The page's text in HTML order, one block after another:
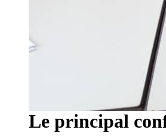
Le principal